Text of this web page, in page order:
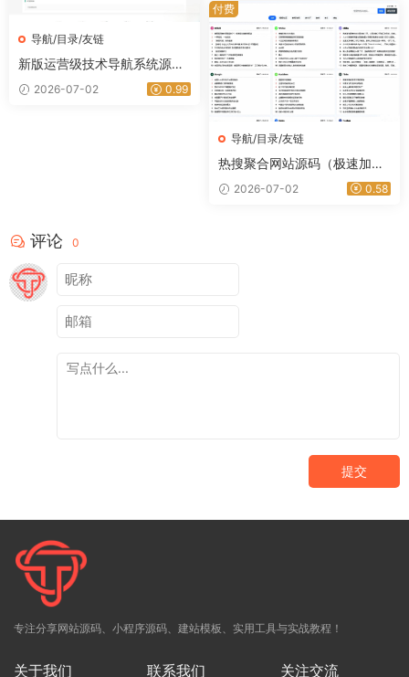
导航/目录/友链
新版运营级技术导航系统源码_
附带新秀导航全站数据｜星途
资源网
2026-07-02 0.99
导航/目录/友链
热搜聚合网站源码（极速加载
+SEO优化+全功能完整版）
2026-07-02 0.58
付费
评论 0
提交
专注分享网站源码、小程序源码、建站模板、实用工具与实战教程！
关于我们 联系我们 关注交流